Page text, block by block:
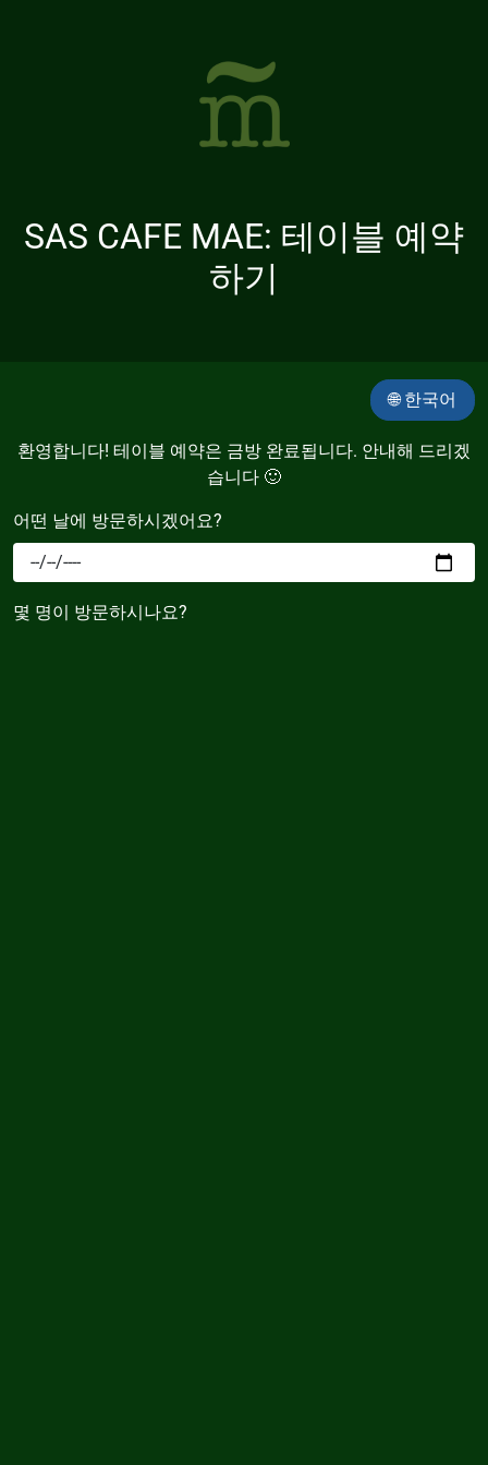
SAS CAFE MAE: 테이블 예약
하기
🌐 한국어
환영합니다! 테이블 예약은 금방 완료됩니다. 안내해 드리겠
습니다 🙂
어떤 날에 방문하시겠어요?
몇 명이 방문하시나요?